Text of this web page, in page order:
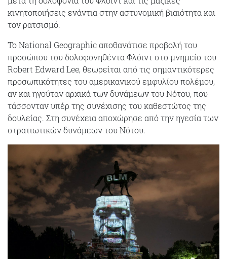
κινητοποιήσεις ενάντια στην αστυνομική βιαιότητα και
τον ρατσισμό.
Το National Geographic αποθανάτισε προβολή του
προσώπου του δολοφονηθέντα Φλόιντ στο μνημείο του
Robert Edward Lee, θεωρείται από τις σημαντικότερες
προσωπικότητες του αμερικανικού εμφυλίου πολέμου,
αν και ηγούταν αρχικά των δυνάμεων του Νότου, που
τάσσονταν υπέρ της συνέχισης του καθεστώτος της
δουλείας. Στη συνέχεια αποχώρησε από την ηγεσία των
στρατιωτικών δυνάμεων του Νότου.